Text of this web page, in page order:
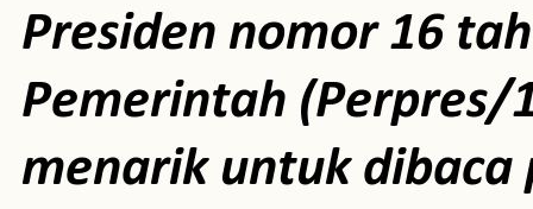
Presiden nomor 16
Pemerintah (Perpres/
menarik untuk dibaca